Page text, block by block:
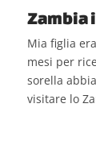
Zambia
Mia figlia
mesi per
sorella
visitare lo